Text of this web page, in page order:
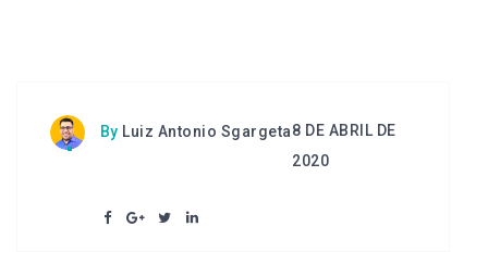
By Luiz Antonio Sgargeta8 DE ABRIL DE
2020